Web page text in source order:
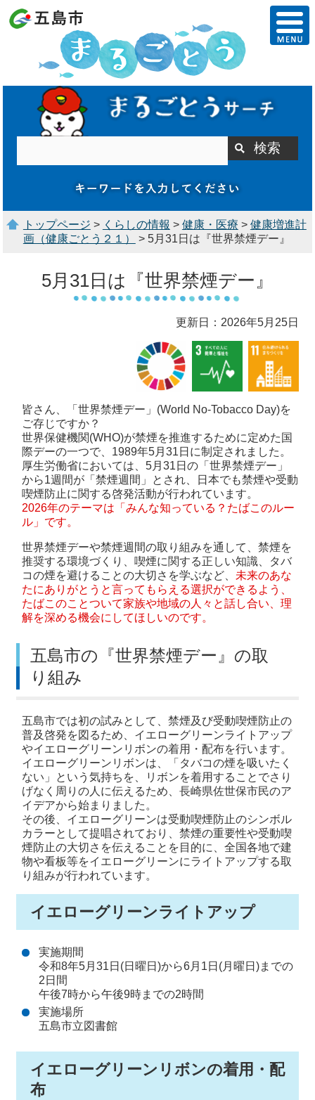
トップページ > くらしの情報 > 健康・医療 > 健康増進計
画（健康ごとう２１）
> 5月31日は『世界禁煙デー』
5月31日は『世界禁煙デー』
更新日：2026年5月25日
皆さん、「世界禁煙デー」(World No-Tobacco Day)を
ご存じですか？
世界保健機関(WHO)が禁煙を推進するために定めた国
際デーの一つで、1989年5月31日に制定されました。
厚生労働省においては、5月31日の「世界禁煙デー」
から1週間が「禁煙週間」とされ、日本でも禁煙や受動
喫煙防止に関する啓発活動が行われています。
2026年のテーマは「みんな知っている？たばこのルー
ル」です。
世界禁煙デーや禁煙週間の取り組みを通して、禁煙を
推奨する環境づくり、喫煙に関する正しい知識、タバ
コの煙を避けることの大切さを学ぶなど、 未来のあな
たにありがとうと言ってもらえる選択ができるよう、
たばこのことついて家族や地域の人々と話し合い、理
解を深める機会にしてほしいのです。
五島市の『世界禁煙デー』の取
り組み
五島市では初の試みとして、禁煙及び受動喫煙防止の
普及啓発を図るため、イエローグリーンライトアップ
やイエローグリーンリボンの着用・配布を行います。
イエローグリーンリボンは、「タバコの煙を吸いたく
ない」という気持ちを、リボンを着用することでさり
げなく周りの人に伝えるため、長崎県佐世保市民のア
イデアから始まりました。
その後、イエローグリーンは受動喫煙防止のシンボル
カラーとして提唱されており、禁煙の重要性や受動喫
煙防止の大切さを伝えることを目的に、全国各地で建
物や看板等をイエローグリーンにライトアップする取
り組みが行われています。
イエローグリーンライトアップ
実施期間
令和8年5月31日(日曜日)から6月1日(月曜日)までの
2日間
午後7時から午後9時までの2時間
実施場所
五島市立図書館
イエローグリーンリボンの着用・配
布